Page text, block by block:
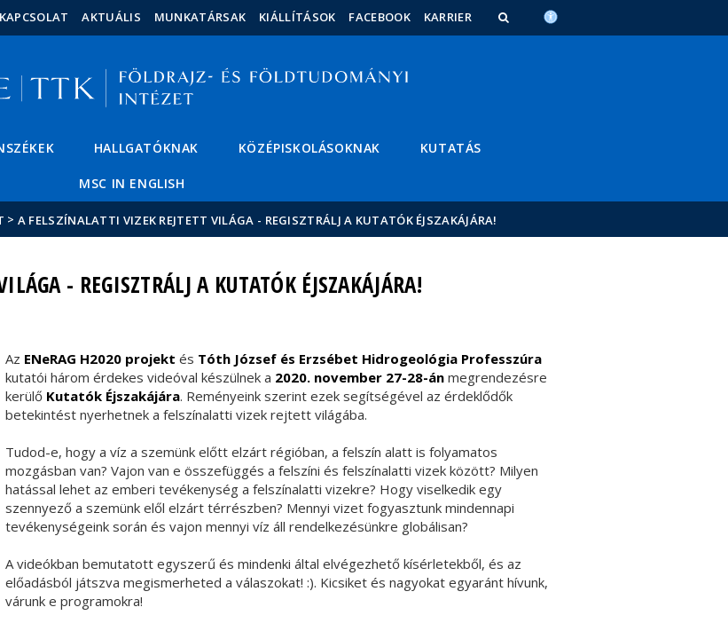
Hírek
Események
ELTE a
KAPCSOLAT AKTUÁLIS MUNKATÁRSAK KIÁLLÍTÁSOK FACEBOOK KARRIER
HALLGATÓKNAK KÖZÉPISKOLÁSOKNAK KUTATÁS
MSC IN ENGLISH
> A FELSZÍNALATTI VIZEK REJTETT VILÁGA - REGISZTRÁLJ A KUTATÓK ÉJSZAKÁJÁRA!
- REGISZTRÁLJ A KUTATÓK ÉJSZAKÁJÁRA!
Az ENeRAG H2020 projekt és Tóth József és Erzsébet Hidrogeológia Professzúra
kutatói három érdekes videóval készülnek a 2020. november 27-28-án megrendezésre
kerülőKutatók Éjszakájára. Reményeink szerint ezek segítségével az érdeklődők
betekintést nyerhetnek a felszínalatti vizek rejtett világába.
Tudod-e, hogy a víz a szemünk előtt elzárt régióban, a felszín alatt is folyamatos
mozgásban van? Vajon van e összefüggés a felszíni és felszínalatti vizek között? Milyen
hatással lehet az emberi tevékenység a felszínalatti vizekre? Hogy viselkedik egy
szennyező a szemünk elől elzárt térrészben? Mennyi vizet fogyasztunk mindennapi
tevékenységeink során és vajon mennyi víz áll rendelkezésünkre globálisan?
A videókban bemutatott egyszerű és mindenki által elvégezhető kísérletekből, és az
előadásból játszva megismerheted a válaszokat! :). Kicsiket és nagyokat egyaránt hívunk,
várunk e programokra!